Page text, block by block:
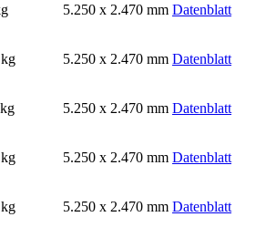
5.250 x 2.470 mm Datenblatt
5.250 x 2.470 mm Datenblatt
5.250 x 2.470 mm Datenblatt
5.250 x 2.470 mm Datenblatt
5.250 x 2.470 mm Datenblatt